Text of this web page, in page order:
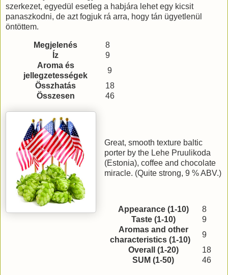
szerkezet, egyedül esetleg a habjára lehet egy kicsit
panaszkodni, de azt fogjuk rá arra, hogy tán ügyetlenül
öntöttem.
Megjelenés
8
Íz
9
Aroma és
jellegzetességek
9
Összhatás
18
Összesen
46
Great, smooth texture baltic
porter by the Lehe Pruulikoda
(Estonia), coffee and chocolate
miracle. (Quite strong, 9 % ABV.)
Appearance (1-10)
8
Taste (1-10)
9
Aromas and other
characteristics (1-10)
9
Overall (1-20)
18
SUM (1-50)
46